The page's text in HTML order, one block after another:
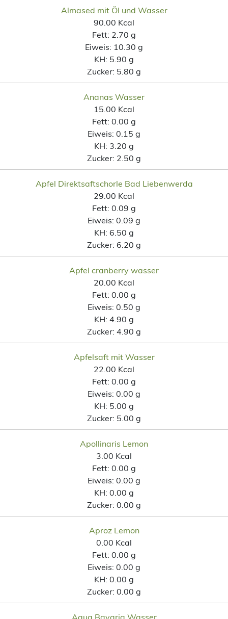
Almased mit Öl und Wasser
90.00 Kcal
Fett: 2.70 g
Eiweis: 10.30 g
KH: 5.90 g
Zucker: 5.80 g
Ananas Wasser
15.00 Kcal
Fett: 0.00 g
Eiweis: 0.15 g
KH: 3.20 g
Zucker: 2.50 g
Apfel Direktsaftschorle Bad Liebenwerda
29.00 Kcal
Fett: 0.09 g
Eiweis: 0.09 g
KH: 6.50 g
Zucker: 6.20 g
Apfel cranberry wasser
20.00 Kcal
Fett: 0.00 g
Eiweis: 0.50 g
KH: 4.90 g
Zucker: 4.90 g
Apfelsaft mit Wasser
22.00 Kcal
Fett: 0.00 g
Eiweis: 0.00 g
KH: 5.00 g
Zucker: 5.00 g
Apollinaris Lemon
3.00 Kcal
Fett: 0.00 g
Eiweis: 0.00 g
KH: 0.00 g
Zucker: 0.00 g
Aproz Lemon
0.00 Kcal
Fett: 0.00 g
Eiweis: 0.00 g
KH: 0.00 g
Zucker: 0.00 g
Aqua Bavaria Wasser